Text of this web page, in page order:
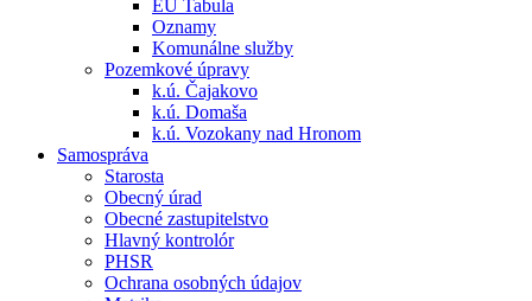
EU Tabula
Oznamy
Komunálne služby
Pozemkové úpravy
k.ú. Čajakovo
k.ú. Domaša
k.ú. Vozokany nad Hronom
Samospráva
Starosta
Obecný úrad
Obecné zastupitelstvo
Hlavný kontrolór
PHSR
Ochrana osobných údajov